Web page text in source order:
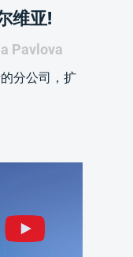
维亚!
Pavlova
分公司，扩